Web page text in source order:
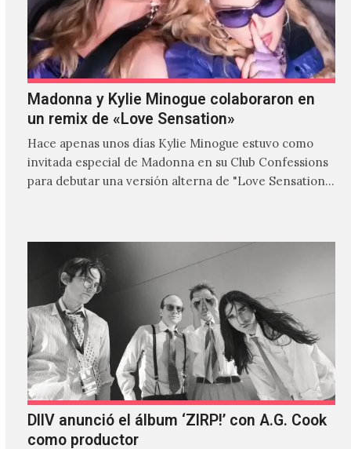
Madonna y Kylie Minogue colaboraron en
un remix de «Love Sensation»
Hace apenas unos días Kylie Minogue estuvo como
invitada especial de Madonna en su Club Confessions
para debutar una versión alterna de "Love Sensation",
DIIV anunció el álbum ‘ZIRP!’ con A.G. Cook
como productor